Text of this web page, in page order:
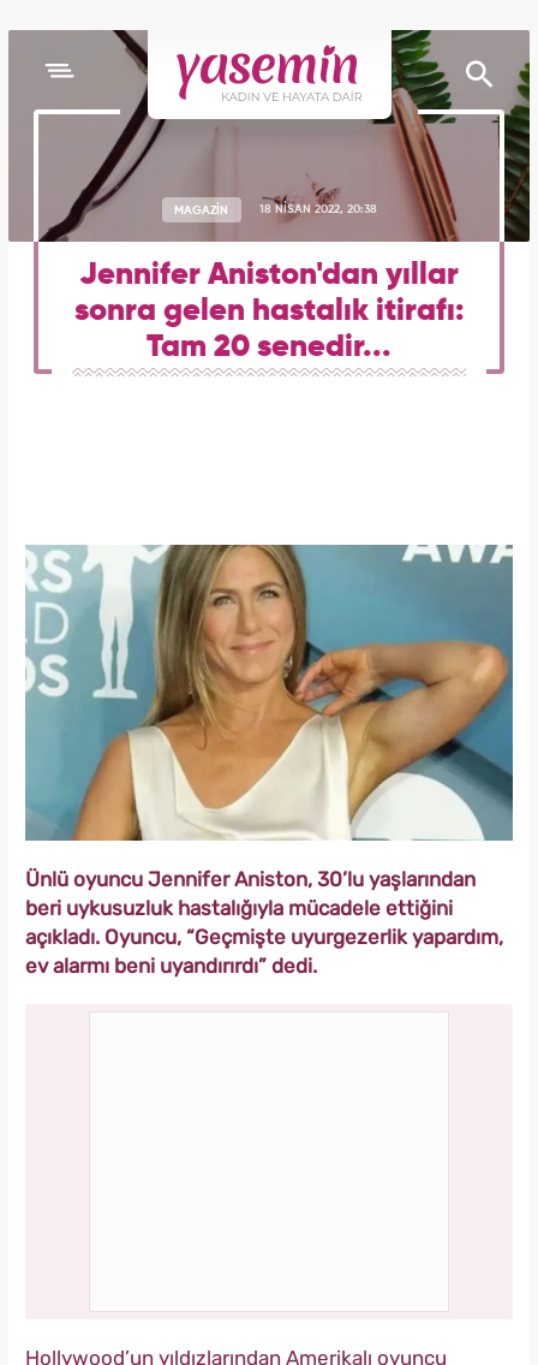
MAGAZİN 18 NİSAN 2022, 20:38
Jennifer Aniston'dan yıllar
sonra gelen hastalık itirafı:
Tam 20 senedir...
Ünlü oyuncu Jennifer Aniston, 30’lu yaşlarından
beri uykusuzluk hastalığıyla mücadele ettiğini
açıkladı. Oyuncu, “Geçmişte uyurgezerlik yapardım,
ev alarmı beni uyandırırdı” dedi.
Hollywood’un yıldızlarından Amerikalı oyuncu